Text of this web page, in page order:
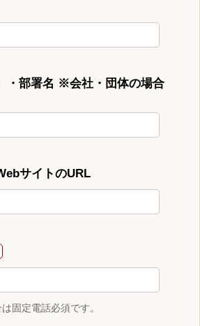
・部署名 ※会社・団体の場合
サイトのURL
固定電話必須です。